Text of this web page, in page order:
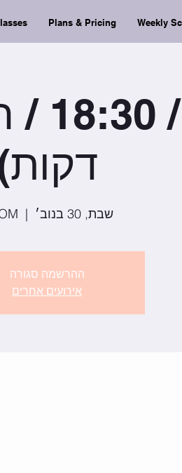
Plans & Pricing Weekly
שבת, 30 בנוב׳
  |
ההרשמה סגורה
אירועים אחרים